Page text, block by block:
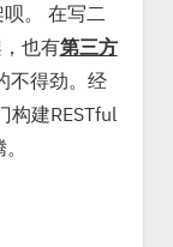
。 在写二
也有第三方
不得劲。经
构建RESTful